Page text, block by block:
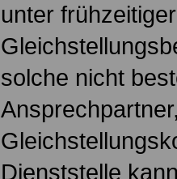
unter
solche nicht
Dienststelle